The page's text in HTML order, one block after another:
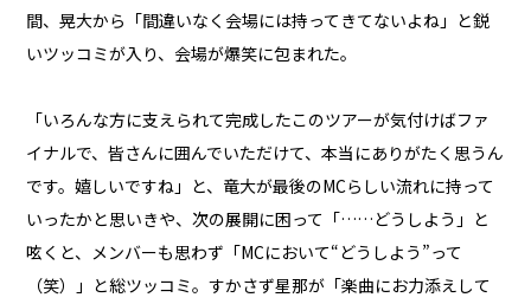
間、晃大から「間違いなく会場には持ってきてないよね」と鋭
いツッコミが入り、会場が爆笑に包まれた。
「いろんな方に支えられて完成したこのツアーが気付けばファ
イナルで、皆さんに囲んでいただけて、本当にありがたく思うん
です。嬉しいですね」と、竜大が最後のMCらしい流れに持って
いったかと思いきや、次の展開に困って「……どうしよう」と
呟くと、メンバーも思わず「MCにおいて“どうしよう”って
（笑）」と総ツッコミ。すかさず星那が「楽曲にお力添えして